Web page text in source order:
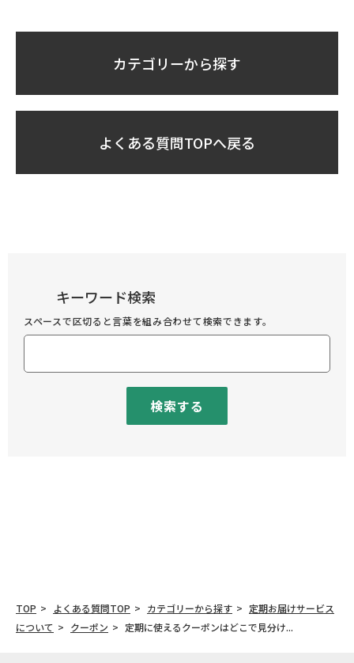
カテゴリーから探す
よくある質問TOPへ戻る
キーワード検索
スペースで区切ると言葉を組み合わせて検索できます。
検索する
TOP よくある質問TOP カテゴリーから探す
定期お届けサービス
について
クーポン 定期に使えるクーポンはどこで見分け...